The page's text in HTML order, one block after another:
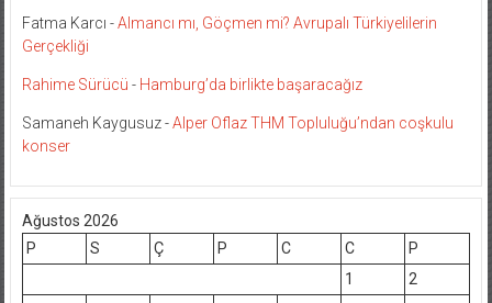
Fatma Karcı -Almancı mı, Göçmen mi? Avrupalı Türkiyelilerin
Gerçekliği
Rahime Sürücü - Hamburg’da birlikte başaracağız
Samaneh Kaygusuz-Alper Oflaz THM Topluluğu’ndan coşkulu
konser
Ağustos 2026
P
S Ç P C C
P
1
2